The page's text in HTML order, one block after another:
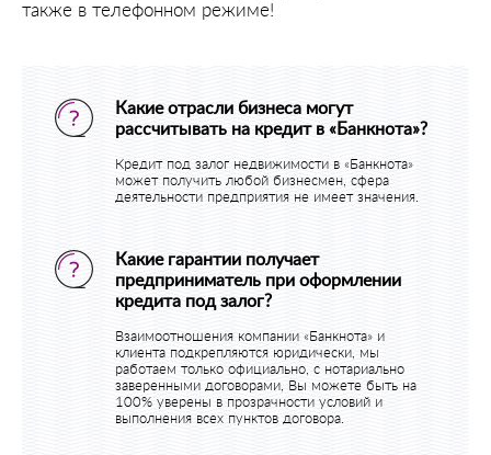
также в телефонном режиме!
Какие отрасли бизнеса могут
рассчитывать на кредит в «Банкнота»?
Кредит под залог недвижимости в «Банкнота»
может получить любой бизнесмен, сфера
деятельности предприятия не имеет значения.
Какие гарантии получает
предприниматель при оформлении
кредита под залог?
Взаимоотношения компании «Банкнота» и
клиента подкрепляются юридически, мы
работаем только официально, с нотариально
заверенными договорами, Вы можете быть на
100% уверены в прозрачности условий и
выполнения всех пунктов договора.